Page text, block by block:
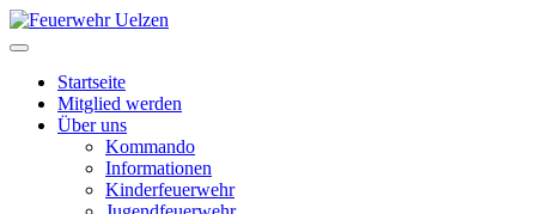
Startseite
Mitglied werden
Über uns
Kommando
Informationen
Kinderfeuerwehr